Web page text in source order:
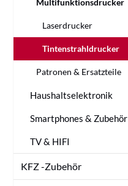
Multifunktionsdrucker
Laserdrucker
Tintenstrahldrucker
Patronen & Ersatzteile
Haushaltselektronik
Smartphones & Zubehör
TV & HIFI
KFZ -Zubehör